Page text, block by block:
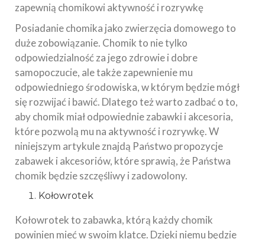
zapewnią chomikowi aktywność i rozrywkę
Posiadanie chomika jako zwierzęcia domowego to
duże zobowiązanie. Chomik to nie tylko
odpowiedzialność za jego zdrowie i dobre
samopoczucie, ale także zapewnienie mu
odpowiedniego środowiska, w którym będzie mógł
się rozwijać i bawić. Dlatego też warto zadbać o to,
aby chomik miał odpowiednie zabawki i akcesoria,
które pozwolą mu na aktywność i rozrywkę. W
niniejszym artykule znajdą Państwo propozycje
zabawek i akcesoriów, które sprawią, że Państwa
chomik będzie szczęśliwy i zadowolony.
Kołowrotek
Kołowrotek to zabawka, którą każdy chomik
powinien mieć w swoim klatce. Dzięki niemu będzie